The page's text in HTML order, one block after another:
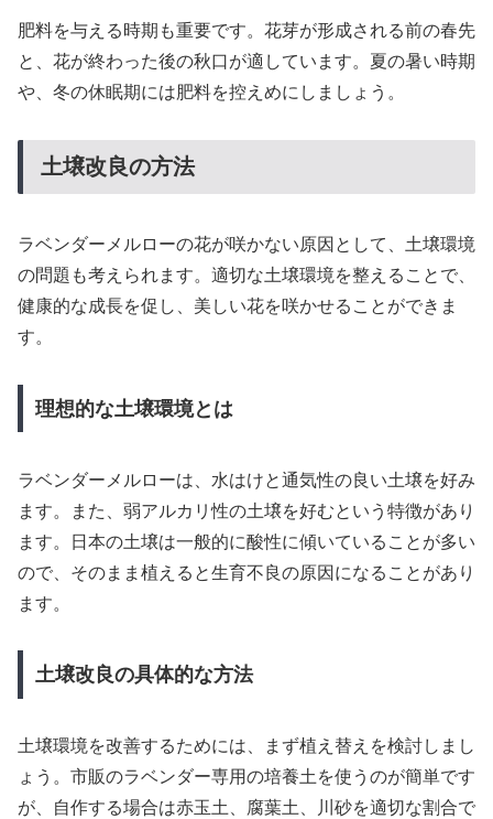
肥料を与える時期も重要です。花芽が形成される前の春先
と、花が終わった後の秋口が適しています。夏の暑い時期
や、冬の休眠期には肥料を控えめにしましょう。
土壌改良の方法
ラベンダーメルローの花が咲かない原因として、土壌環境
の問題も考えられます。適切な土壌環境を整えることで、
健康的な成長を促し、美しい花を咲かせることができま
す。
理想的な土壌環境とは
ラベンダーメルローは、水はけと通気性の良い土壌を好み
ます。また、弱アルカリ性の土壌を好むという特徴があり
ます。日本の土壌は一般的に酸性に傾いていることが多い
ので、そのまま植えると生育不良の原因になることがあり
ます。
土壌改良の具体的な方法
土壌環境を改善するためには、まず植え替えを検討しまし
ょう。市販のラベンダー専用の培養土を使うのが簡単です
が、自作する場合は赤玉土、腐葉土、川砂を適切な割合で